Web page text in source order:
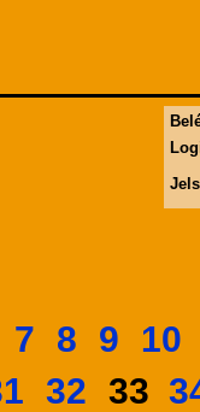
7 8 9 10
32 33